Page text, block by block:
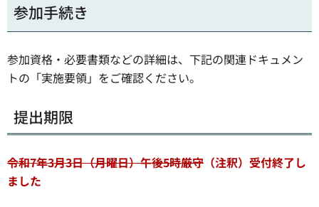
参加手続き
参加資格・必要書類などの詳細は、下記の関連ドキュメン
トの「実施要領」をご確認ください。
提出期限
令和7年3月3日（月曜日）午後5時厳守 （注釈）受付終了し
ました